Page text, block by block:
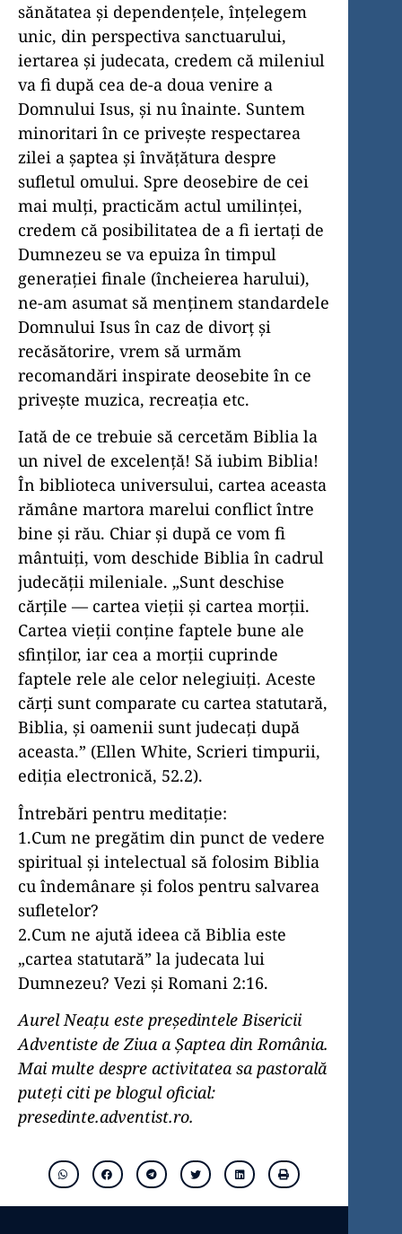
sănătatea și dependențele, înțelegem
unic, din perspectiva sanctuarului,
iertarea și judecata, credem că mileniul
va fi după cea de-a doua venire a
Domnului Isus, și nu înainte. Suntem
minoritari în ce privește respectarea
zilei a șaptea și învățătura despre
sufletul omului. Spre deosebire de cei
mai mulți, practicăm actul umilinței,
credem că posibilitatea de a fi iertați de
Dumnezeu se va epuiza în timpul
generației finale (încheierea harului),
ne-am asumat să menținem standardele
Domnului Isus în caz de divorț și
recăsătorire, vrem să urmăm
recomandări inspirate deosebite în ce
privește muzica, recreația etc.
Iată de ce trebuie să cercetăm Biblia la
un nivel de excelență! Să iubim Biblia!
În biblioteca universului, cartea aceasta
rămâne martora marelui conflict între
bine și rău. Chiar și după ce vom fi
mântuiți, vom deschide Biblia în cadrul
judecății mileniale. „Sunt deschise
cărțile — cartea vieții și cartea morții.
Cartea vieții conține faptele bune ale
sfinților, iar cea a morții cuprinde
faptele rele ale celor nelegiuiți. Aceste
cărți sunt comparate cu cartea statutară,
Biblia, și oamenii sunt judecați după
aceasta.” (Ellen White, Scrieri timpurii,
ediția electronică, 52.2).
Întrebări pentru meditație:
1.Cum ne pregătim din punct de vedere
spiritual și intelectual să folosim Biblia
cu îndemânare și folos pentru salvarea
sufletelor?
2.Cum ne ajută ideea că Biblia este
„cartea statutară” la judecata lui
Dumnezeu? Vezi și Romani 2:16.
Aurel Neațu este președintele Bisericii
Adventiste de Ziua a Șaptea din România.
Mai multe despre activitatea sa pastorală
puteți citi pe blogul oficial:
presedinte.adventist.ro.